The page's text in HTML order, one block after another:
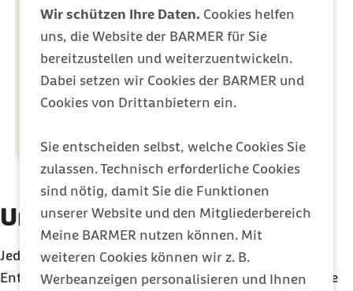
Wir schützen Ihre Daten. Cookies helfen
uns, die Website der BARMER für Sie
bereitzustellen und weiterzuentwickeln.
Dabei setzen wir Cookies der BARMER und
Cookies von Drittanbietern ein.
Sie entscheiden selbst, welche Cookies Sie
zulassen. Technisch erforderliche Cookies
sind nötig, damit Sie die Funktionen
unserer Website und den Mitgliederbereich
Meine BARMER nutzen können. Mit
weiteren Cookies können wir z. B.
Werbeanzeigen personalisieren und Ihnen
Screenshot der Schritte
hochladen und Bonus erhalten
Geschützter Inhalt:
Zur App wecheln
Unsere Touren bei komoot
Jede BARMER Collection führt dich zu 8 kleinen
Entdeckungsreisen – ob mit Kinderwagen oder Kaffee